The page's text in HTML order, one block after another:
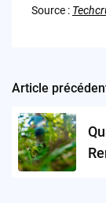
Source :
Post
navigation
Article